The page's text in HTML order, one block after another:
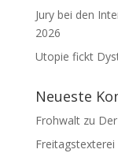
Jury bei den
2026
Utopie fickt
Neueste
Frohwaltzu